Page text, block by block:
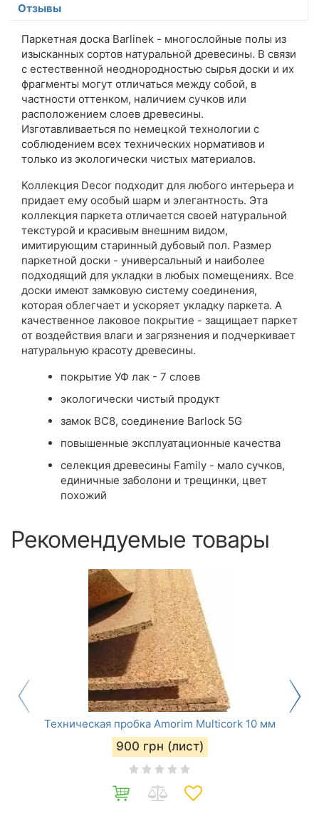
Отзывы
Паркетная доска Barlinek - многослойные полы из
изысканных сортов натуральной древесины. В связи
с естественной неоднородностью сырья доски и их
фрагменты могут отличаться между собой, в
частности оттенком, наличием сучков или
расположением слоев древесины.
Изготавливаеться по немецкой технологии с
соблюдением всех технических нормативов и
только из экологически чистых материалов.
Коллекция Decor подходит для любого интерьера и
придает ему особый шарм и элегантность. Эта
коллекция паркета отличается своей натуральной
текстурой и красивым внешним видом,
имитирующим старинный дубовый пол. Размер
паркетной доски - универсальный и наиболее
подходящий для укладки в любых помещениях. Все
доски имеют замковую систему соединения,
которая облегчает и ускоряет укладку паркета. А
качественное лаковое покрытие - защищает паркет
от воздействия влаги и загрязнения и подчеркивает
натуральную красоту древесины.
покрытие УФ лак - 7 слоев
экологически чистый продукт
замок BC8, соединение Barlock 5G
повышенные эксплуатационные качества
селекция древесины Family - мало сучков,
единичные заболони и трещинки, цвет
похожий
Рекомендуемые товары
Техническая пробка Amorim Multicork 10 мм
900 грн (лист)